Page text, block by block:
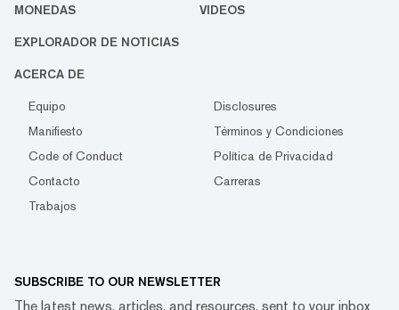
MONEDAS VIDEOS
EXPLORADOR DE NOTICIAS
ACERCA DE
Equipo
Disclosures
Manifiesto
Términos y Condiciones
Code of Conduct
Política de Privacidad
Contacto
Carreras
Trabajos
SUBSCRIBE TO OUR NEWSLETTER
The latest news, articles, and resources, sent to your inbox